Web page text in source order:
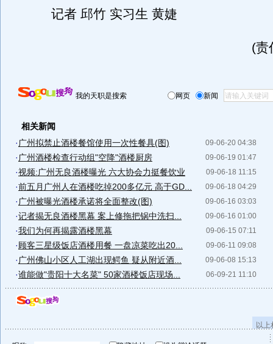
记者 邱竹 实习生 黄婕
(责
我的天职是搜索 网页 新闻
相关新闻
09-06-20 04:38
· 广州拟禁止酒楼餐馆使用一次性餐具(图)
09-06-19 01:47
· 广州酒楼检查行动组"空降"酒楼厨房
09-06-18 11:15
·视频:广州无良酒楼曝光 六大协会力挺餐饮业
09-06-18 04:29
·前五月广州人在酒楼吃掉200多亿元 高于GD...
09-06-16 03:03
· 广州被曝光酒楼承诺将全面整改(图)
09-06-16 01:00
·记者揭无良酒楼黑幕 案上修拖把锅中洗扫...
09-06-15 07:11
·我们为何再揭露酒楼黑幕
09-06-11 09:08
· 顾客三星级饭店酒楼用餐 一盘凉菜吃出20...
09-06-08 15:13
· 广州佛山小区人工湖出现鳄鱼 疑从附近酒...
06-09-21 11:10
·谁能做"贵阳十大名菜" 50家酒楼饭店现场...
以